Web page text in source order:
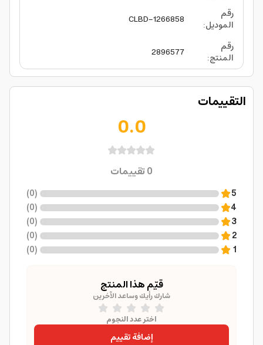
رقم
الموديل:
CLBD-1266858
رقم
المنتج:
2896577
التقييمات
0.0
0تقييمات
5
(
0
)
4
(
0
)
3
(
0
)
2
(
0
)
1
(
0
)
قيّم هذا المنتج
شارك رأيك وساعد الآخرين
اختر عدد النجوم
إضافة تقييم